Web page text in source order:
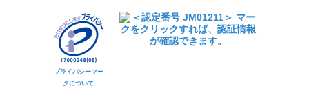
プライバシーマー
クについて